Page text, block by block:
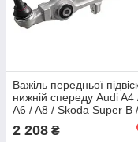
Важіль передньої
нижній спереду Audi A4
A6 / A8 / Skoda Super B /
VW Passat 1.6-4.2 94-08
Febi Bilstein 19932
2 208 ₴